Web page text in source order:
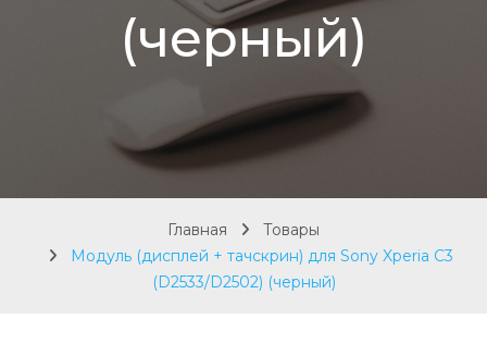
(черный)
Главная
Товары
Модуль (дисплей + тачскрин) для Sony Xperia C3
(D2533/D2502) (черный)